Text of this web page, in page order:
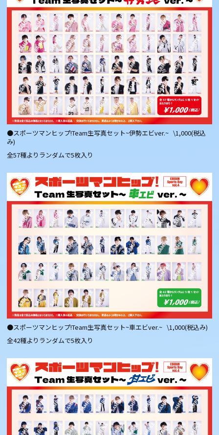
●スポーツマンヒップ!Team生写真セット~伊勢エビver.~ \1,000(税込
み)
全57種よりランダムで5枚入り
●スポーツマンヒップ!Team生写真セット~車エビver.~ \1,000(税込み)
全42種よりランダムで5枚入り